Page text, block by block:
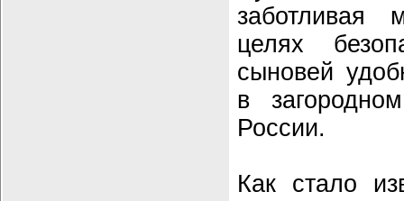
целях
сыновей
в
России.
Как стало